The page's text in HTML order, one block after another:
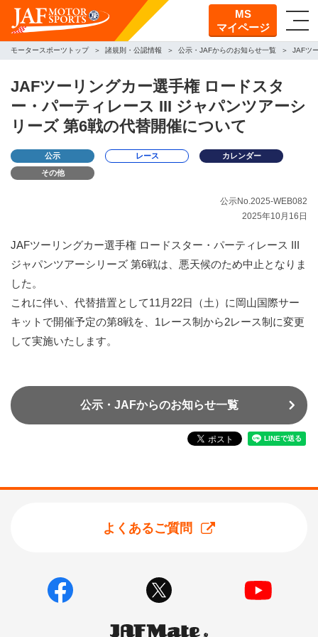
MS
マイページ
モータースポーツトップ 諸規則・公認情報 公示・JAFからのお知らせ一覧 JAFツ
JAFツーリングカー選手権 ロードスタ
ー・パーティレース III ジャパンツアーシ
リーズ 第6戦の代替開催について
公示 レース
カレンダー
その他
公示No.2025-WEB082
2025年10月16日
JAFツーリングカー選手権 ロードスター・パーティレース III
ジャパンツアーシリーズ 第6戦は、悪天候のため中止となりま
した。
これに伴い、代替措置として11月22日（土）に岡山国際サー
キットで開催予定の第8戦を、1レース制から2レース制に変更
して実施いたします。
公示・JAFからのお知らせ一覧
よくあるご質問